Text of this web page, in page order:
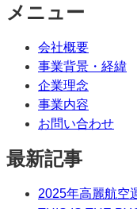
メニュー
会社概要
事業背景・経緯
企業理念
事業内容
お問い合わせ
最新記事
2025年高麗航空